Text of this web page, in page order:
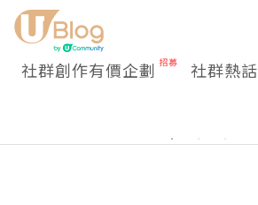
社群創作有價企劃 社群熱話